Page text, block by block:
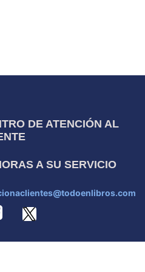
DE ATENCIÓN AL
A SU SERVICIO